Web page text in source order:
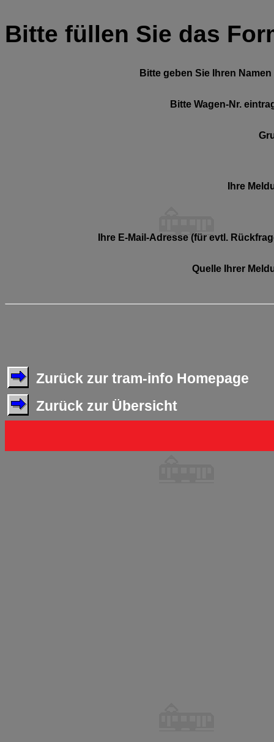
Bitte füllen Sie das
Bitte geben Sie Ihren Namen
Bitte Wagen-Nr.
Ihre
Ihre E-Mail-Adresse (für evtl.
Quelle Ihrer
Zurück zur tram-info Homepage
Zurück zur Übersicht